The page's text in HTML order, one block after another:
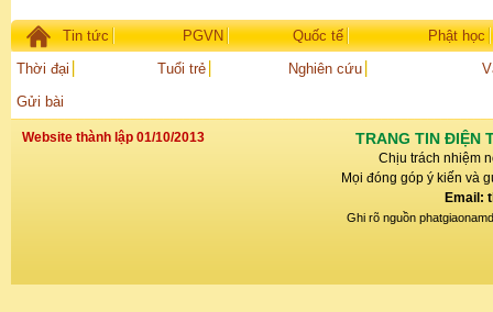
Tin tức PGVN Quốc tế
Phật học
Thời đại
Tuổi trẻ Nghiên cứu
Gửi bài
Website thành lập 01/10/2013 TRANG TIN ĐIỆN
Chịu trách nhiệm
Mọi đóng góp ý kiến và
Email:
Ghi rõ nguồn